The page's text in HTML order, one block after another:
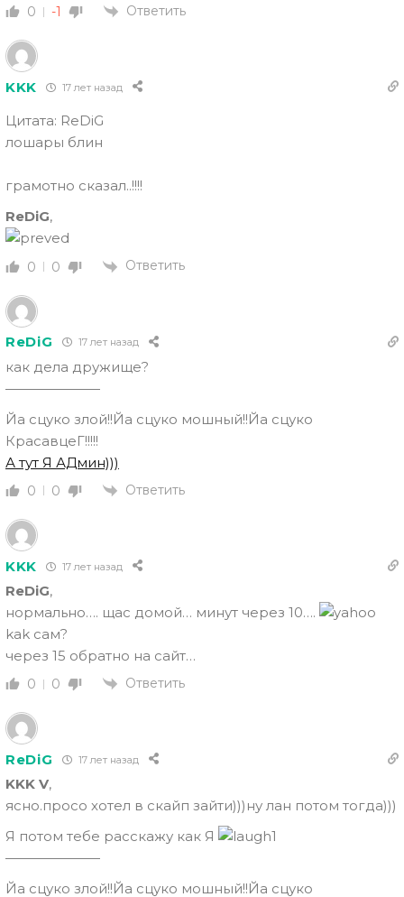
0 -1 Ответить
KKK 17 лет назад
Цитата: ReDiG
лошары блин
грамотно сказал..!!!!
ReDiG,
0 0 Ответить
ReDiG 17 лет назад
как дела дружище?
———————
Йа сцуко злой!!Йа сцуко мошный!!Йа сцуко
КрасавцеГ!!!!!
А тут Я АДмин)))
0 0 Ответить
KKK 17 лет назад
ReDiG,
нормально…. щас домой… минут через 10….
kak caм?
через 15 обратно на сайт…
0 0 Ответить
ReDiG 17 лет назад
KKK V,
ясно.просо хотел в скайп зайти)))ну лан потом тогда)))
Я потом тебе расскажу как Я
———————
Йа сцуко злой!!Йа сцуко мошный!!Йа сцуко